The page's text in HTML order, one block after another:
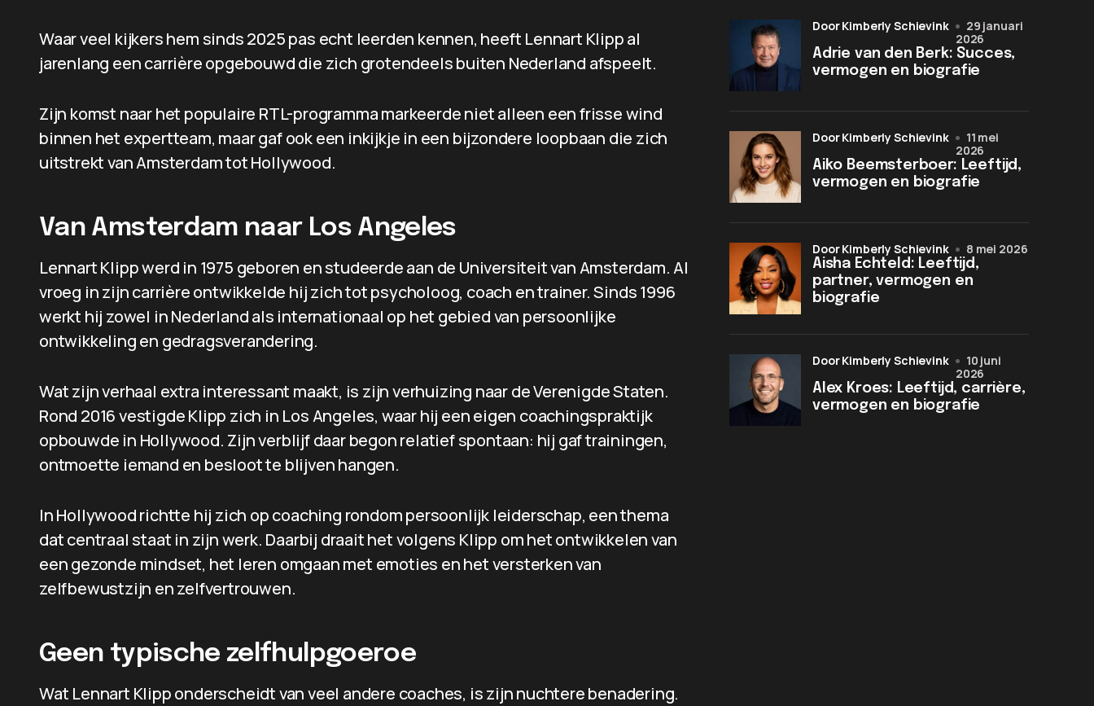
Waar veel kijkers hem sinds 2025 pas echt leerden kennen, heeft Lennart Klipp al
jarenlang een carrière opgebouwd die zich grotendeels buiten Nederland afspeelt.
Zijn komst naar het populaire RTL-programma markeerde niet alleen een frisse wind
binnen het expertteam, maar gaf ook een inkijkje in een bijzondere loopbaan die zich
uitstrekt van Amsterdam tot Hollywood.
Van Amsterdam naar Los Angeles
Lennart Klipp werd in 1975 geboren en studeerde aan de Universiteit van Amsterdam. Al
vroeg in zijn carrière ontwikkelde hij zich tot psycholoog, coach en trainer. Sinds 1996
werkt hij zowel in Nederland als internationaal op het gebied van persoonlijke
ontwikkeling en gedragsverandering.
Wat zijn verhaal extra interessant maakt, is zijn verhuizing naar de Verenigde Staten.
Rond 2016 vestigde Klipp zich in Los Angeles, waar hij een eigen coachingspraktijk
opbouwde in Hollywood. Zijn verblijf daar begon relatief spontaan: hij gaf trainingen,
ontmoette iemand en besloot te blijven hangen.
In Hollywood richtte hij zich op coaching rondom persoonlijk leiderschap, een thema
dat centraal staat in zijn werk. Daarbij draait het volgens Klipp om het ontwikkelen van
een gezonde mindset, het leren omgaan met emoties en het versterken van
zelfbewustzijn en zelfvertrouwen.
Geen typische zelfhulpgoeroe
Wat Lennart Klipp onderscheidt van veel andere coaches, is zijn nuchtere benadering.
Adrie van den Berk: Succes,
vermogen en biografie
door Kimberly Schievink
29 januari
2026
Aiko Beemsterboer: Leeftijd,
vermogen en biografie
door Kimberly Schievink
11 mei
2026
Aisha Echteld: Leeftijd,
partner, vermogen en
biografie
door Kimberly Schievink 8 mei 2026
Alex Kroes: Leeftijd, carrière,
vermogen en biografie
door Kimberly Schievink
10 juni
2026